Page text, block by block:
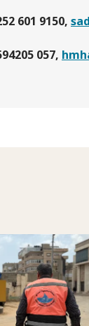
601 9150,
057,